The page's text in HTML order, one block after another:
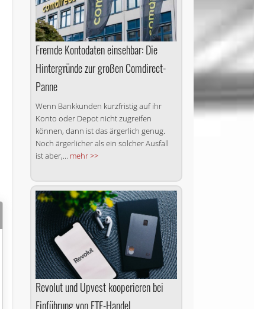
Fremde Kontodaten einsehbar: Die
Hintergründe zur großen Comdirect-
Panne
Wenn Bankkunden kurzfristig auf ihr
Konto oder Depot nicht zugreifen
können, dann ist das ärgerlich genug.
Noch ärgerlicher als ein solcher Ausfall
ist aber,... mehr >>
Revolut und Upvest kooperieren bei
Einführung von ETF-Handel